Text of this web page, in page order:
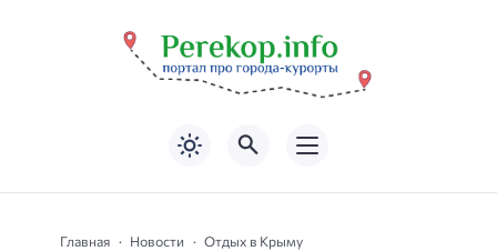
Главная Новости Отдых в Крыму